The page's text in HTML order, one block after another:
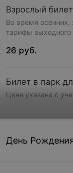
Взрослый
Во время осенних,
тарифы выходного
26 руб.
Билет в парк
Цена указана с
предъявлении
День